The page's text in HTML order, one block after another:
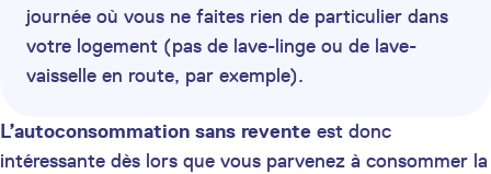
journée où vous ne faites rien de particulier dans
votre logement (pas de lave-linge ou de lave-
vaisselle en route, par exemple).
L’autoconsommation sans revente est donc
intéressante dès lors que vous parvenez à consommer la